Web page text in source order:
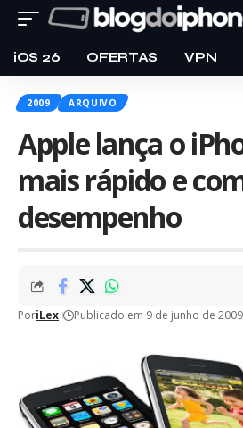
iOS 26 OFERTAS VPN
2009 ARQUIVO
Apple lança o
mais rápido e
desempenho
PoriLex Publicado em 9 de junho de 2009